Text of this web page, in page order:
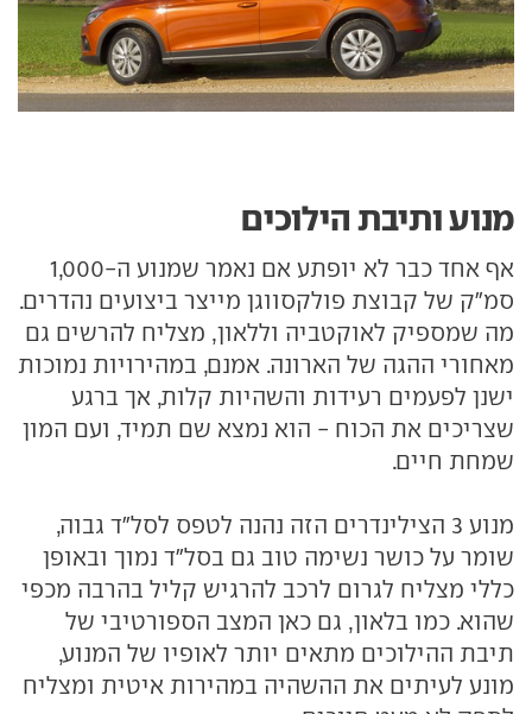
מנוע ותיבת הילוכים
אף אחד כבר לא יופתע אם נאמר שמנוע ה-1,000
סמ"ק של קבוצת פולקסווגן מייצר ביצועים נהדרים.
מה שמספיק לאוקטביה וללאון, מצליח להרשים גם
מאחורי ההגה של הארונה. אמנם, במהירויות נמוכות
ישנן לפעמים רעידות והשהיות קלות, אך ברגע
שצריכים את הכוח - הוא נמצא שם תמיד, ועם המון
שמחת חיים.
מנוע 3 הצילינדרים הזה נהנה לטפס לסל"ד גבוה,
שומר על כושר נשימה טוב גם בסל"ד נמוך ובאופן
כללי מצליח לגרום לרכב להרגיש קליל בהרבה מכפי
שהוא. כמו בלאון, גם כאן המצב הספורטיבי של
תיבת ההילוכים מתאים יותר לאופיו של המנוע,
מונע לעיתים את ההשהיה במהירות איטית ומצליח